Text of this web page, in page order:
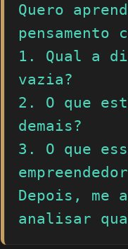
Quero
1. Qual a
vazia?
2. O que
demais?
3. O que
Depois, me
analisar